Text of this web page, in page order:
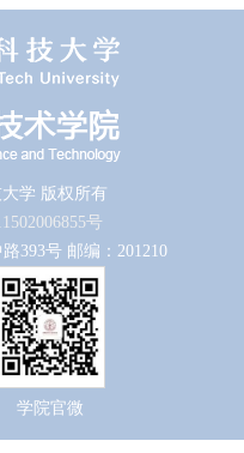
学 版权所有
号
393号 邮编：201210
学院官微